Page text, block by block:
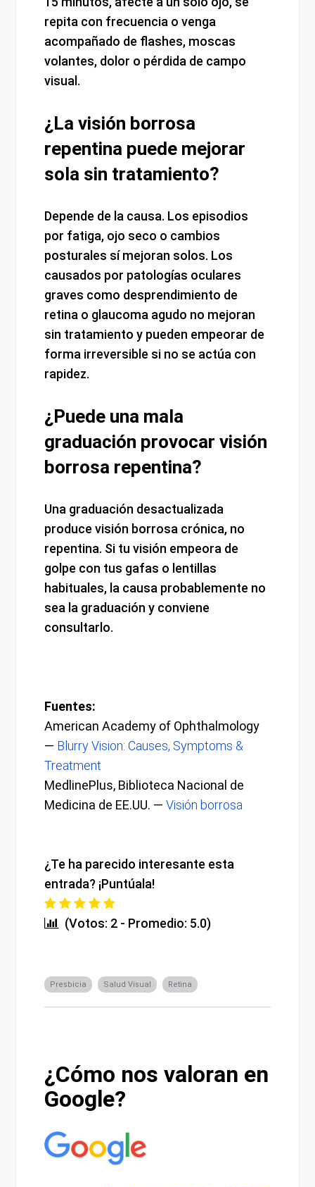
repita con frecuencia o venga
acompañado de flashes, moscas
volantes, dolor o pérdida de campo
visual.
¿La visión borrosa
repentina puede mejorar
sola sin tratamiento?
Depende de la causa. Los episodios
por fatiga, ojo seco o cambios
posturales sí mejoran solos. Los
causados por patologías oculares
graves como desprendimiento de
retina o glaucoma agudo no mejoran
sin tratamiento y pueden empeorar de
forma irreversible si no se actúa con
rapidez.
¿Puede una mala
graduación provocar visión
borrosa repentina?
Una graduación desactualizada
produce visión borrosa crónica, no
repentina. Si tu visión empeora de
golpe con tus gafas o lentillas
habituales, la causa probablemente no
sea la graduación y conviene
consultarlo.
Fuentes:
American Academy of Ophthalmology
— Blurry Vision: Causes, Symptoms &
Treatment
MedlinePlus, Biblioteca Nacional de
Medicina de EE.UU. —Visión borrosa
¿Te ha parecido interesante esta
entrada? ¡Puntúala!
(Votos: 2 - Promedio: 5.0)
Presbicia Salud Visual Retina
¿Cómo nos valoran en
Google?